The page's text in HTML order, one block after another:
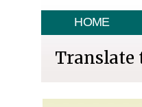
HOME
Translate